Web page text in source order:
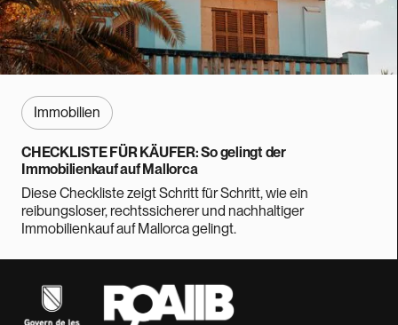
Immobilien
CHECKLISTE FÜR KÄUFER: So gelingt der
Immobilienkauf auf Mallorca
Diese Checkliste zeigt Schritt für Schritt, wie ein
reibungsloser, rechtssicherer und nachhaltiger
Immobilienkauf auf Mallorca gelingt.